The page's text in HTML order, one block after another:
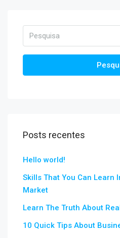
Posts recentes
Hello world!
Skills That You Can Learn
Market
Learn The Truth About
10 Quick Tips About